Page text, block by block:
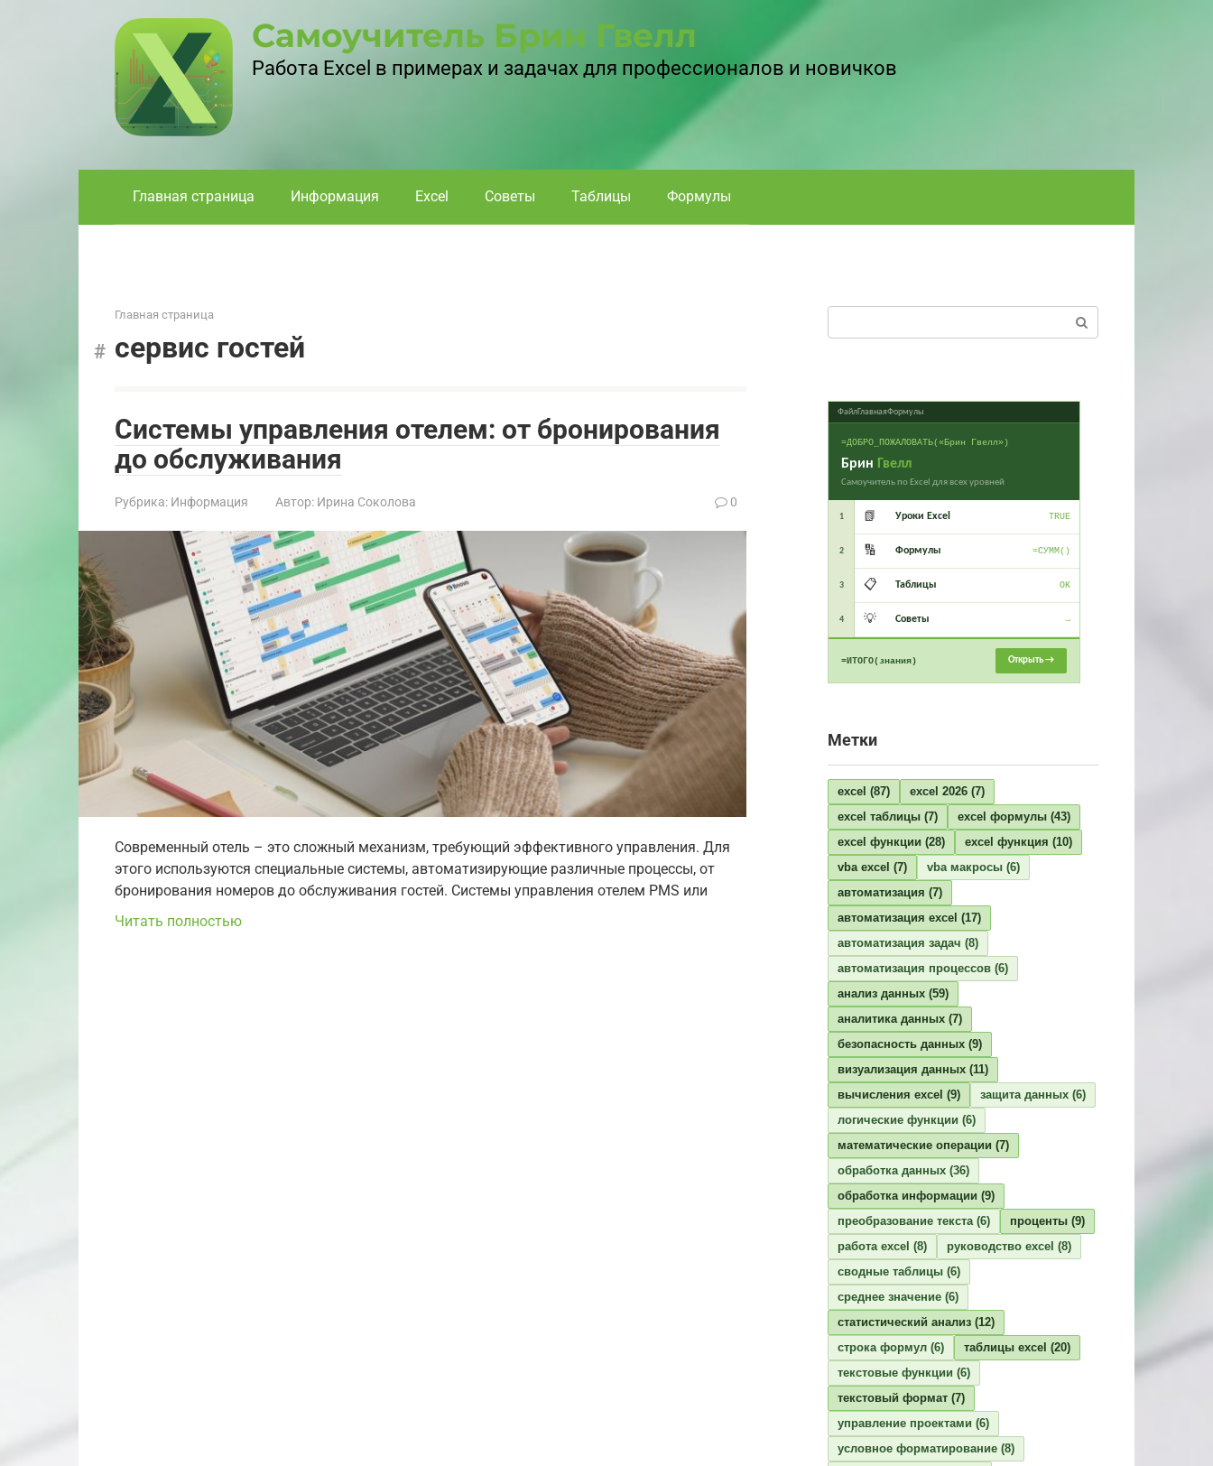
Самоучитель Брин Гвелл
Работа Excel в примерах и задачах для профессионалов и новичков
Главная страница Информация Excel Советы Таблицы Формулы
Главная страница
сервис гостей
Системы управления отелем: от бронирования
до обслуживания
Рубрика: Информация Автор: Ирина Соколова 0
Современный отель – это сложный механизм, требующий эффективного управления. Для
этого используются специальные системы, автоматизирующие различные процессы, от
бронирования номеров до обслуживания гостей. Системы управления отелем PMS или
Читать полностью
ФайлГлавнаяФормулы
=ДОБРО_ПОЖАЛОВАТЬ(«Брин Гвелл»)
Брин Гвелл
Самоучитель по Excel для всех уровней
1 📗 Уроки Excel TRUE
2 🔢 Формулы =СУММ()
3 📋 Таблицы OK
4 💡 Советы →
=ИТОГО(знания) Открыть →
Метки
excel (87) excel 2026 (7)
excel таблицы (7) excel формулы (43)
excel функции (28) excel функция (10)
vba excel (7) vba макросы (6)
автоматизация (7)
автоматизация excel (17)
автоматизация задач (8)
автоматизация процессов (6)
анализ данных (59)
аналитика данных (7)
безопасность данных (9)
визуализация данных (11)
вычисления excel (9) защита данных (6)
логические функции (6)
математические операции (7)
обработка данных (36)
обработка информации (9)
преобразование текста(6) проценты (9)
работа excel (8) руководство excel (8)
сводные таблицы (6)
среднее значение (6)
статистический анализ (12)
строка формул (6) таблицы excel (20)
текстовые функции (6)
текстовый формат (7)
управление проектами (6)
условное форматирование (8)